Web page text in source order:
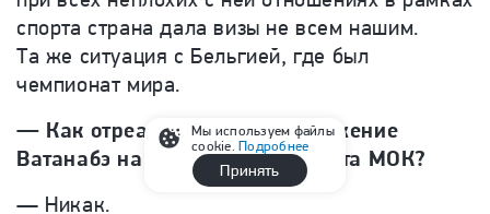
спорта страна дала визы не всем нашим.
Та же ситуация с Бельгией, где был
чемпионат мира.
— Как отреагировали на поражение
Ватанабэ на выборах президента МОК?
— Никак.
Мы используем файлы
cookie.Подробнее
Принять